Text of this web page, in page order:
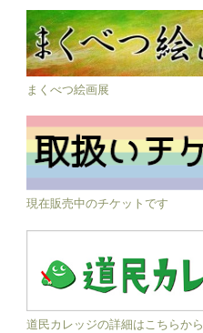
まくべつ絵画展
現在販売中のチケットです
道民カレッジの詳細はこちらから